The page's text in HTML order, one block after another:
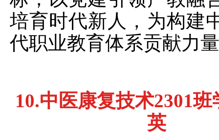
培育时代新人，为构建
代职业教育体系贡献力
10.中医康复技术2301班
英